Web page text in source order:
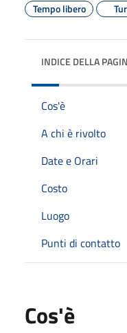
Tempo libero
INDICE DELLA
Cos'è
A chi è rivolto
Date e Orari
Costo
Luogo
Punti di contatto
Cos'è